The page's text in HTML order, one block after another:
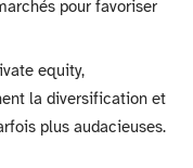
pour favoriser
equity,
la diversification et
plus audacieuses.